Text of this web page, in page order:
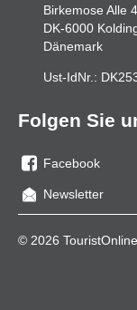
Birkemose Alle
DK-6000
Dänemark
Ust-IdNr.:
Folgen Sie
Sie
uns
Facebook
Newsletter
© 2026 TouristOnline